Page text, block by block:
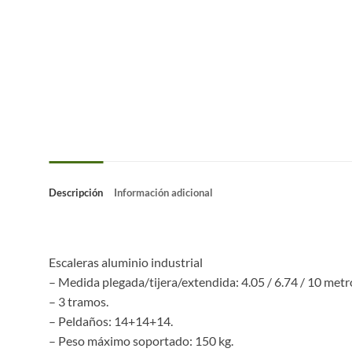
Descripción Información adicional
Escaleras aluminio industrial
– Medida plegada/tijera/extendida: 4.05 / 6.74 / 10
– 3 tramos.
– Peldaños: 14+14+14.
– Peso máximo soportado: 150 kg.